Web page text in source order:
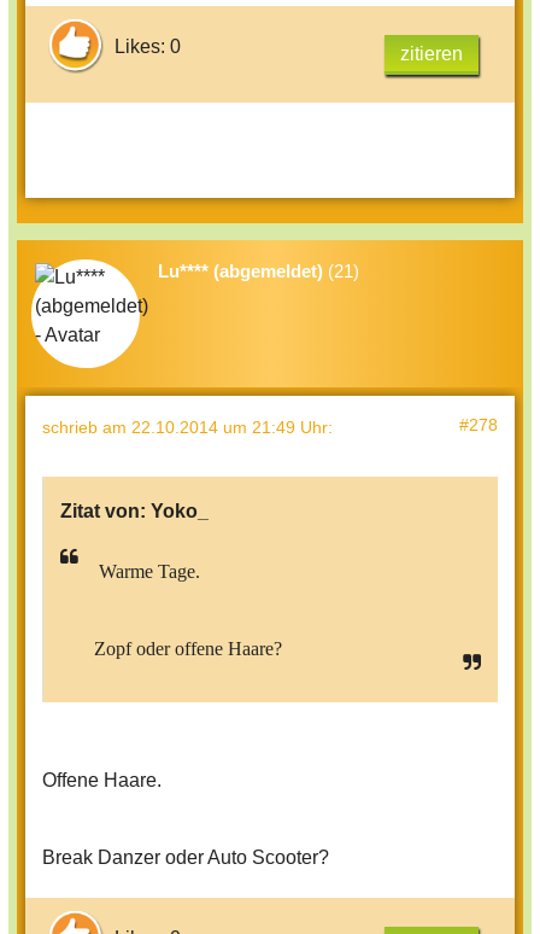
Likes: 0 zitieren
Lu**** (abgemeldet) (21)
schrieb am 22.10.2014 um 21:49 Uhr: #278
Zitat von: Yoko_
Warme Tage.
Zopf oder offene Haare?
Offene Haare.
Break Danzer oder Auto Scooter?